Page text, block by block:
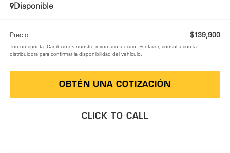
Disponible
Precio: $139,900
Ten en cuenta: Cambiamos nuestro inventario a diario. Por favor, consulta con la
distribuidora para confirmar la disponibilidad del vehículo.
OBTÉN UNA COTIZACIÓN
CLICK TO CALL